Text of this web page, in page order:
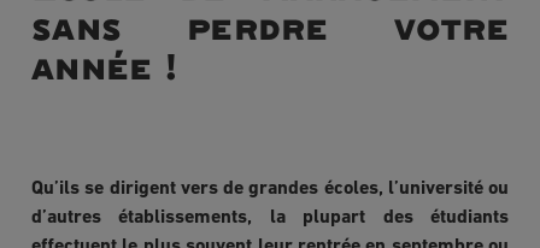
sans perdre votre
année !
Qu’ils se dirigent vers de grandes écoles, l’université ou
d’autres établissements, la plupart des étudiants